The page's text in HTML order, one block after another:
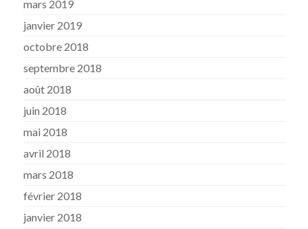
mars 2019
janvier 2019
octobre 2018
septembre 2018
août 2018
juin 2018
mai 2018
avril 2018
mars 2018
février 2018
janvier 2018